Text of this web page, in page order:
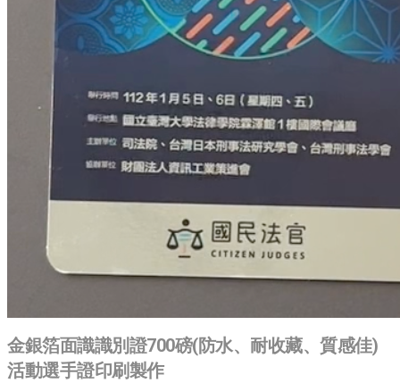
金銀箔面識識別證700磅(防水、耐收藏、質感佳)
活動選手證印刷製作